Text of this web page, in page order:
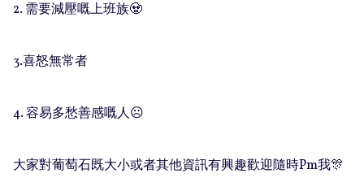
2. 需要減壓嘅上班族🧟
3.喜怒無常者
4. 容易多愁善感嘅人☹️
大家對葡萄石既大小或者其他資訊有興趣歡迎隨時Pm我🎊